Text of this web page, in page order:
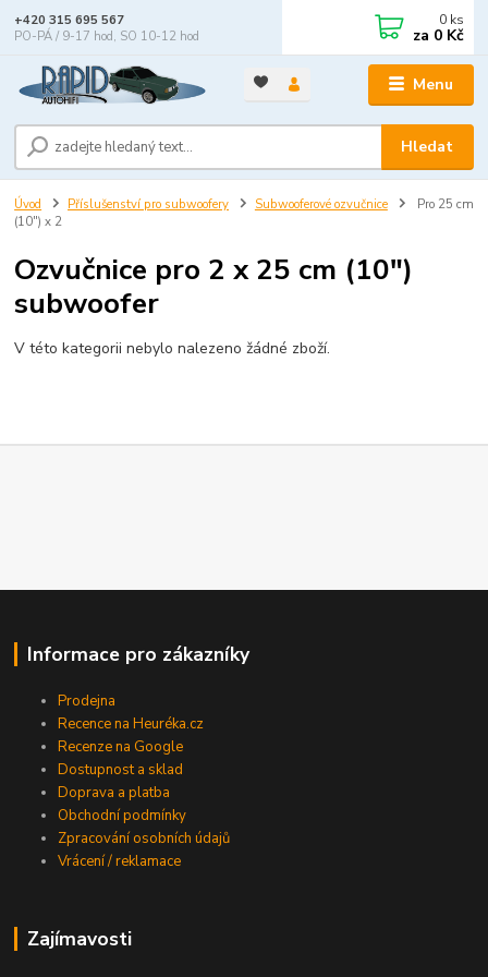
Menu
Hledat
+420 315 695 567
PO-PÁ / 9-17 hod, SO 10-12 hod
0 ks
za 0 Kč
Úvod Příslušenství pro subwoofery Subwooferové ozvučnice
Pro 25 cm
(10") x 2
Ozvučnice pro 2 x 25 cm (10")
subwoofer
V této kategorii nebylo nalezeno žádné zboží.
Informace pro zákazníky
Prodejna
Recence na Heuréka.cz
Recenze na Google
Dostupnost a sklad
Doprava a platba
Obchodní podmínky
Zpracování osobních údajů
Vrácení / reklamace
Zajímavosti